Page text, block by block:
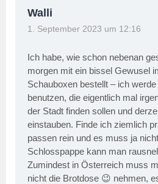
Walli
1. September 2023 um 12:16
Ich habe, wie schon nebenan
morgen mit ein bissel Gewusel
Schauboxen bestellt – ich
benutzen, die eigentlich mal
der Stadt finden sollen und
einstauben. Finde ich ziemlich
passen rein und es muss ja
Schlosspappe kann man
Zumindest in Österreich muss
nicht die Brotdose 😉 nehmen,